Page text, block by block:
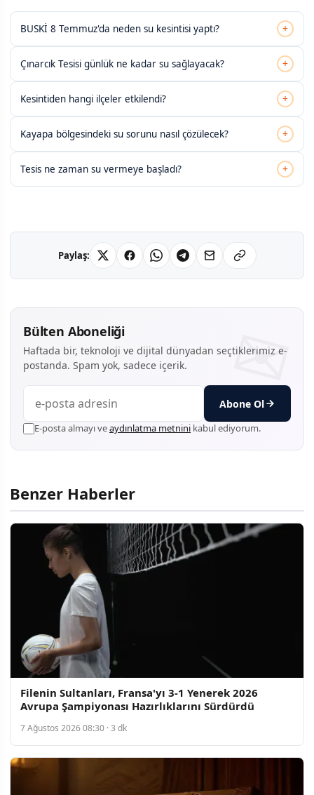
BUSKİ 8 Temmuz'da neden su kesintisi yaptı? +
Çınarcık Tesisi günlük ne kadar su sağlayacak? +
Kesintiden hangi ilçeler etkilendi? +
Kayapa bölgesindeki su sorunu nasıl çözülecek? +
Tesis ne zaman su vermeye başladı? +
Paylaş:
Bülten Aboneliği
Haftada bir, teknoloji ve dijital dünyadan seçtiklerimiz e-
postanda. Spam yok, sadece içerik.
Abone Ol
E-posta almayı veaydınlatma metnini kabul ediyorum.
Benzer Haberler
Filenin Sultanları, Fransa'yı 3-1 Yenerek 2026
Avrupa Şampiyonası Hazırlıklarını Sürdürdü
7 Ağustos 2026 08:30 · 3 dk